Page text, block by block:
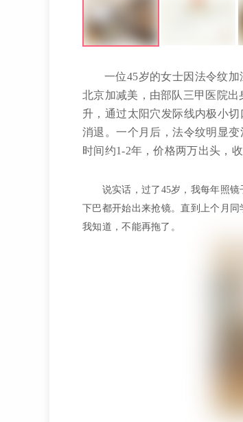
一位45岁的女士因法令纹
北京加减美，由部队三甲医院
升，通过太阳穴发际线内极小
消退。一个月后，法令纹明显
时间约1-2年，价格两万出头，
说实话，过了45岁，我每年照
下巴都开始出来抢镜。直到上个月
我知道，不能再拖了。